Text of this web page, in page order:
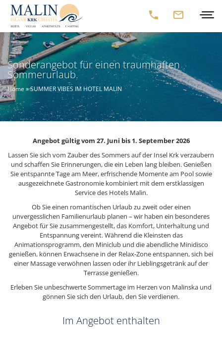
Sonderangebot für einen traumhaften
Sommerurlaub.
Home »SUMMER VIBES IM HOTEL MALIN
Angebot gültig vom 27. Juni bis 1. September 2026
Lassen Sie sich vom Zauber des Sommers auf der Insel Krk verzaubern
und schaffen Sie Erinnerungen, die ein Leben lang bleiben. Genießen
Sie entspannte Tage am Meer, erfrischende Momente am Pool sowie
ausgezeichnete Gastronomie kombiniert mit dem erstklassigen
Service des Hotels Malin.
Ob Sie einen romantischen Urlaub zu zweit oder einen
unvergesslichen Familienurlaub planen – wir haben ein besonderes
Angebot für Sie zusammengestellt, das Komfort, Unterhaltung und
Entspannung vereint. Während die Kleinsten das
Animationsprogramm, den Miniclub und die abendliche Minidisco
genießen, können Erwachsene in der Relax-Zone entspannen, sich bei
einer Massage verwöhnen lassen oder ihr Lieblingsgetränk auf der
Terrasse genießen.
Erleben Sie unbeschwerte Sommertage im Herzen von Malinska und
gönnen Sie sich den Urlaub, den Sie verdienen.
Im Angebot enthalten